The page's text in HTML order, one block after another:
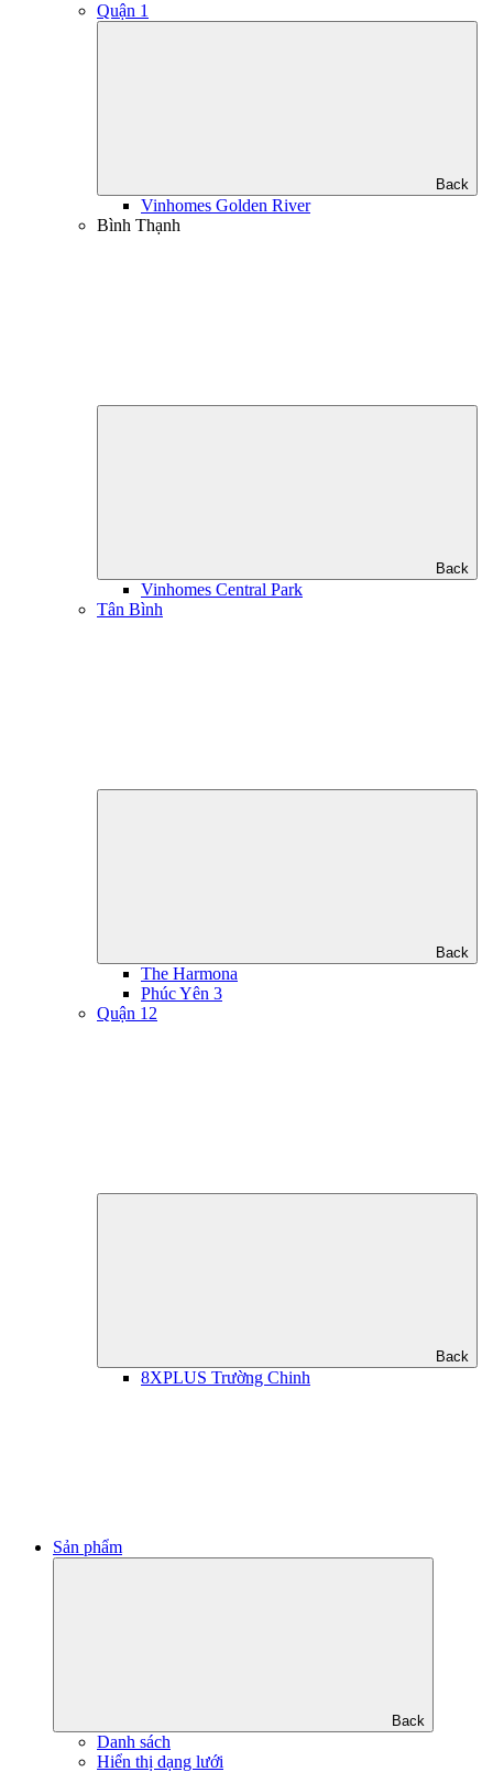
Quận 1
Back
Vinhomes Golden River
Bình Thạnh
Back
Vinhomes Central Park
Tân Bình
Back
The Harmona
Phúc Yên 3
Quận 12
Back
8XPLUS Trường Chinh
Sản phẩm
Back
Danh sách
Hiển thị dạng lưới